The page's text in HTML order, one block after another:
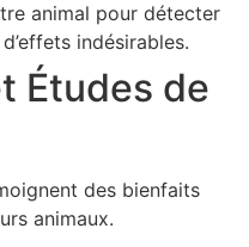
animal pour détecter
indésirables.
Études de
des bienfaits
animaux.